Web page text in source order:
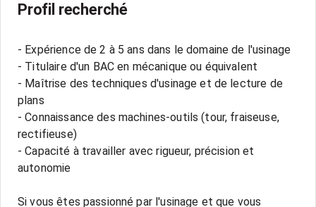
Profil recherché
- Expérience de 2 à 5 ans dans le domaine de l'usinage
- Titulaire d'un BAC en mécanique ou équivalent
- Maîtrise des techniques d'usinage et de lecture de
plans
- Connaissance des machines-outils (tour, fraiseuse,
rectifieuse)
- Capacité à travailler avec rigueur, précision et
autonomie
Si vous êtes passionné par l'usinage et que vous